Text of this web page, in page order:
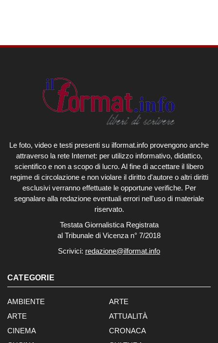
Le foto, video e testi presenti su ilformat.info provengono anche
attraverso la rete Internet: per utilizzo informativo, didattico,
scientifico e non a scopo di lucro. Al fine di accettare il libero
regime di circolazione e non violare il diritto d'autore o altri diritti
esclusivi verranno effettuate le opportune verifiche. Per
segnalare alla redazione eventuali errori nell'uso di materiale
riservato.
Testata Giornalistica Registrata
al Tribunale di Vicenza n° 7/2018
Scrivici: redazione@ilformat.info
CATEGORIE
AMBIENTE
ARTE
ARTE
ATTUALITÀ
CINEMA
CRONACA